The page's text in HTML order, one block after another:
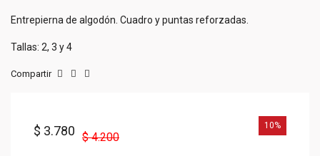
Entrepierna de algodón. Cuadro y puntas reforzadas.
Tallas: 2, 3 y 4
Compartir
$ 3.780 $ 4.200
10%